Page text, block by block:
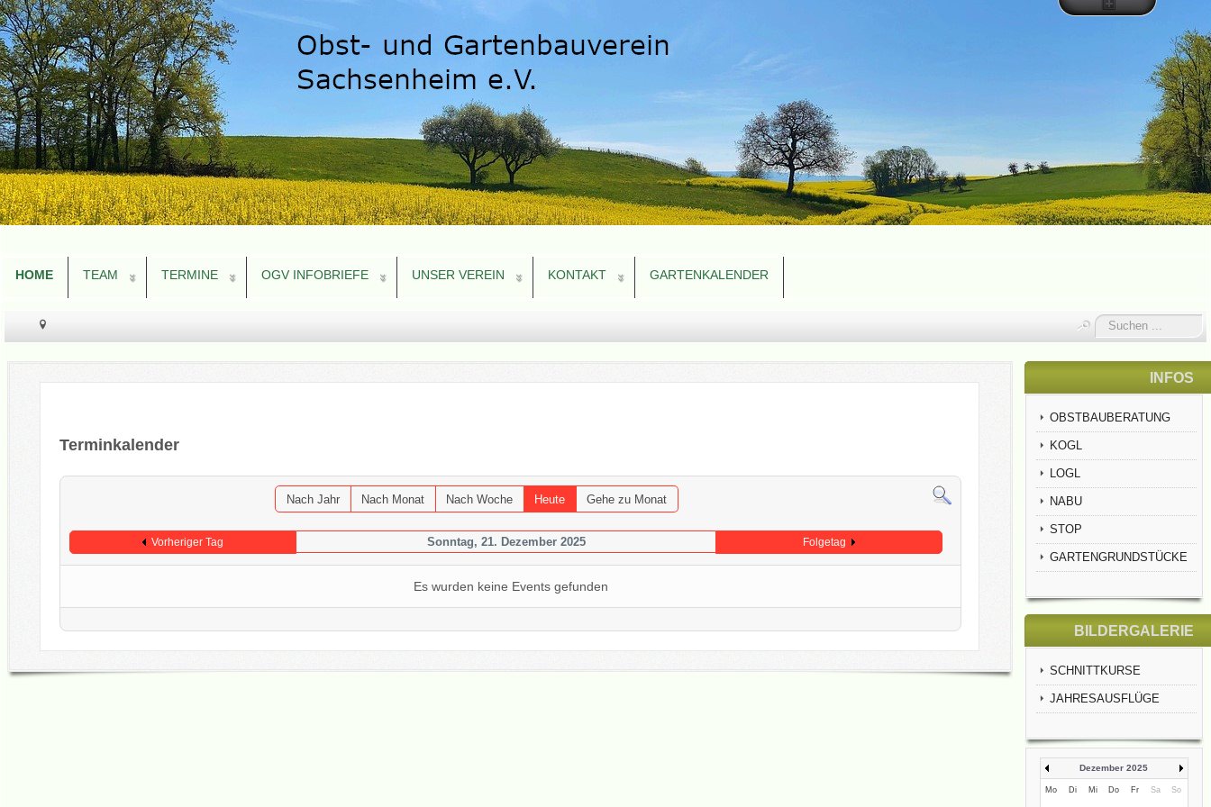
HOME TEAM TERMINE OGV INFOBRIEFE UNSER VEREIN KONTAKT GARTENKALENDER
Suchen
...
Terminkalender
Nach Jahr Nach Monat Nach Woche Heute Gehe zu Monat
Vorheriger Tag Sonntag, 21. Dezember 2025 Folgetag
Es wurden keine Events gefunden
INFOS
OBSTBAUBERATUNG
KOGL
LOGL
NABU
STOP
GARTENGRUNDSTÜCKE
BILDERGALERIE
SCHNITTKURSE
JAHRESAUSFLÜGE
Dezember 2025
Mo Di Mi Do Fr Sa So